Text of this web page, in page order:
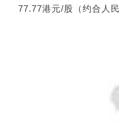
77.77港元/股（约合人